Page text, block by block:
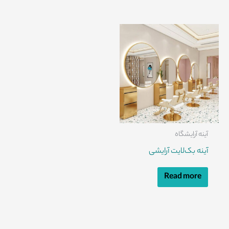
آینه آرایشگاه
آینه بک‌لایت آرایشی
Read more